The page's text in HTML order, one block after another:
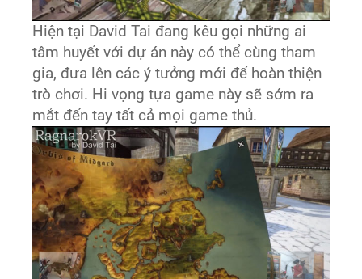
Hiện tại David Tai đang kêu gọi những ai
tâm huyết với dự án này có thể cùng tham
gia, đưa lên các ý tưởng mới để hoàn thiện
trò chơi. Hi vọng tựa game này sẽ sớm ra
mắt đến tay tất cả mọi game thủ.